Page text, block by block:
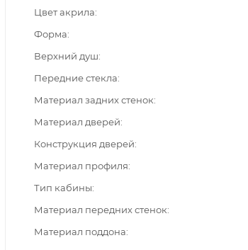
Цвет акрила
Форма
Верхний душ
Передние стекла
Материал задних стенок
Материал дверей
Конструкция дверей
Материал профиля
Тип кабины
Материал передних стенок
Материал поддона